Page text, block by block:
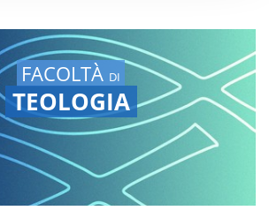
FACOLTÀ DI
TEOLOGIA